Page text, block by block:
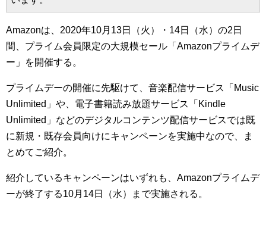
Amazonは、2020年10月13日（火）・14日（水）の2日
間、プライム会員限定の大規模セール「Amazonプライムデ
ー」を開催する。
プライムデーの開催に先駆けて、音楽配信サービス「Music
Unlimited」や、電子書籍読み放題サービス「Kindle
Unlimited」などのデジタルコンテンツ配信サービスでは既
に新規・既存会員向けにキャンペーンを実施中なので、ま
とめてご紹介。
紹介しているキャンペーンはいずれも、Amazonプライムデ
ーが終了する10月14日（水）まで実施される。